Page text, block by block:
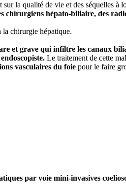
la qualité de vie et des séquelles à
chirurgiens hépato-biliaire, des
la chirurgie hépatique.
et grave qui infiltre les canaux
Le traitement de cette
vasculaires du foie pour le faire
par voie mini-invasives